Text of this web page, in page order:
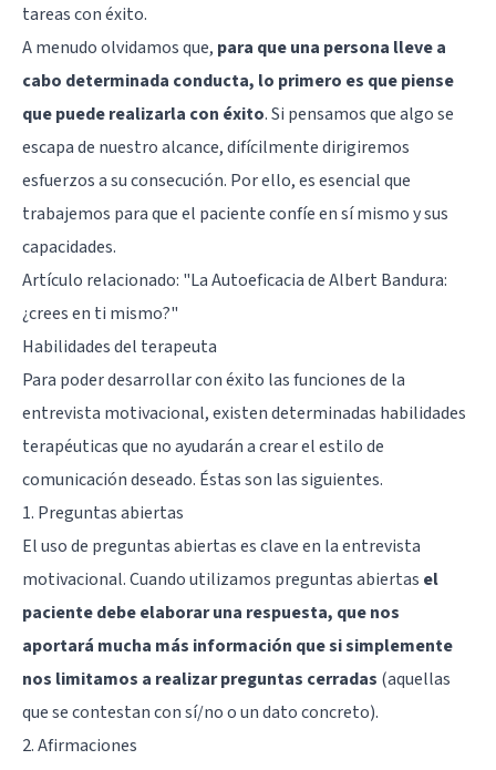
tareas con éxito.
A menudo olvidamos que, para que una persona lleve a
cabo determinada conducta, lo primero es que piense
que puede realizarla con éxito. Si pensamos que algo se
escapa de nuestro alcance, difícilmente dirigiremos
esfuerzos a su consecución. Por ello, es esencial que
trabajemos para que el paciente confíe en sí mismo y sus
capacidades.
Artículo relacionado: "La Autoeficacia de Albert Bandura:
¿crees en ti mismo?"
Habilidades del terapeuta
Para poder desarrollar con éxito las funciones de la
entrevista motivacional, existen determinadas habilidades
terapéuticas que no ayudarán a crear el estilo de
comunicación deseado. Éstas son las siguientes.
1. Preguntas abiertas
El uso de preguntas abiertas es clave en la entrevista
motivacional. Cuando utilizamos preguntas abiertas el
paciente debe elaborar una respuesta, que nos
aportará mucha más información que si simplemente
nos limitamos a realizar preguntas cerradas (aquellas
que se contestan con sí/no o un dato concreto).
2. Afirmaciones